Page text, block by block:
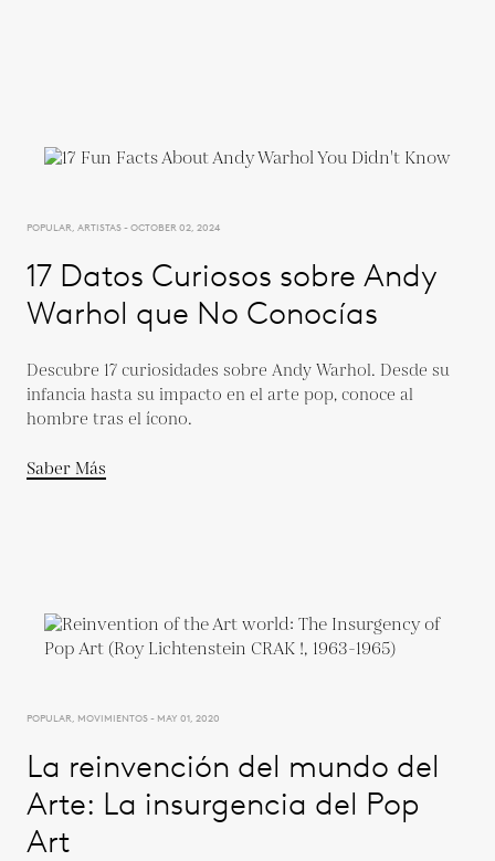
POPULAR, ARTISTAS - OCTOBER 02, 2024
17 Datos Curiosos sobre Andy
Warhol que No Conocías
Descubre 17 curiosidades sobre Andy Warhol. Desde su
infancia hasta su impacto en el arte pop, conoce al
hombre tras el ícono.
Saber Más
POPULAR, MOVIMIENTOS - MAY 01, 2020
La reinvención del mundo del
Arte: La insurgencia del Pop
Art